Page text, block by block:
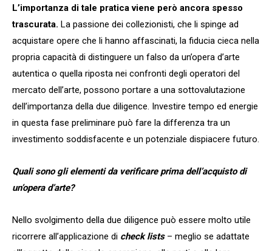
L’importanza di tale pratica viene però ancora spesso
trascurata. La passione dei collezionisti, che li spinge ad
acquistare opere che li hanno affascinati, la fiducia cieca nella
propria capacità di distinguere un falso da un’opera d’arte
autentica o quella riposta nei confronti degli operatori del
mercato dell’arte, possono portare a una sottovalutazione
dell’importanza della due diligence. Investire tempo ed energie
in questa fase preliminare può fare la differenza tra un
investimento soddisfacente e un potenziale dispiacere futuro.
Quali sono gli elementi da verificare prima dell’acquisto di
un’opera d’arte?
Nello svolgimento della due diligence può essere molto utile
ricorrere all’applicazione di check lists– meglio se adattate